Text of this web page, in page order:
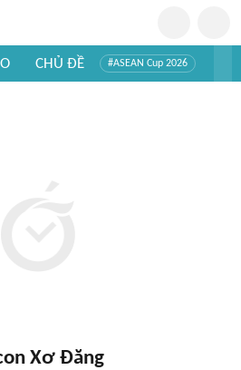
CHỦ ĐỀ #ASEAN Cup 2026
Xơ Đăng